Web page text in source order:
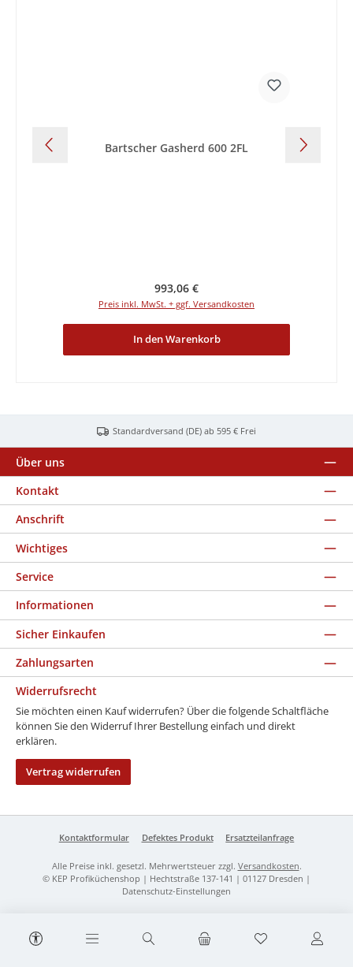
Du hast 0
Bartscher Gasherd 600 2FL
Regulärer Preis:
993,06 €
Preis inkl. MwSt. + ggf. Versandkosten
In den Warenkorb
Standardversand (DE) ab 595 € Frei
Über uns
Kontakt
Anschrift
Wichtiges
Service
Informationen
Sicher Einkaufen
Zahlungsarten
Widerrufsrecht
Sie möchten einen Kauf widerrufen? Über die folgende Schaltfläche
können Sie den Widerruf Ihrer Bestellung einfach und direkt
erklären.
Vertrag widerrufen
Kontaktformular Defektes Produkt Ersatzteilanfrage
Alle Preise inkl. gesetzl. Mehrwertsteuer zzgl. Versandkosten.
© KEP Profiküchenshop | Hechtstraße 137-141 | 01127 Dresden |
Datenschutz-Einstellungen